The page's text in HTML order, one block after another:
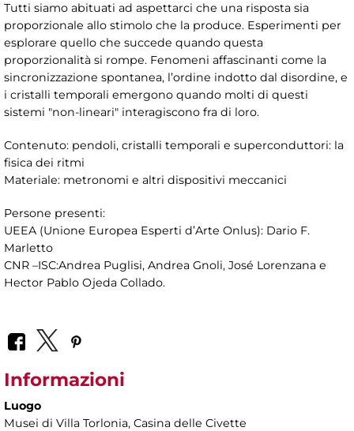
Tutti siamo abituati ad aspettarci che una risposta sia
proporzionale allo stimolo che la produce. Esperimenti per
esplorare quello che succede quando questa
proporzionalità si rompe. Fenomeni affascinanti come la
sincronizzazione spontanea, l’ordine indotto dal disordine, e
i cristalli temporali emergono quando molti di questi
sistemi "non-lineari" interagiscono fra di loro.
Contenuto: pendoli, cristalli temporali e superconduttori: la
fisica dei ritmi
Materiale: metronomi e altri dispositivi meccanici
Persone presenti:
UEEA (Unione Europea Esperti d’Arte Onlus): Dario F.
Marletto
CNR –ISC:Andrea Puglisi, Andrea Gnoli, José Lorenzana e
Hector Pablo Ojeda Collado.
Informazioni
Luogo
Musei di Villa Torlonia, Casina delle Civette